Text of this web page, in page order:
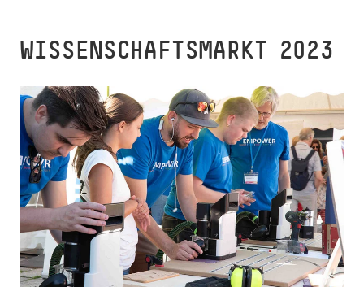
WIS­SEN­SCHAFTSMARKT 2023